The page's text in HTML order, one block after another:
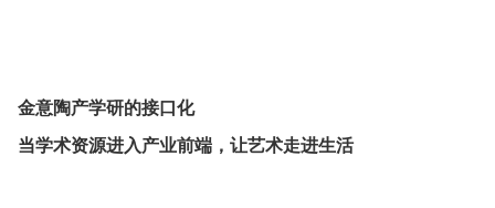
金意陶产学研的接口化
当学术资源进入产业前端，让艺术走进生活